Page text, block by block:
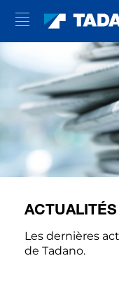
ACTUALITÉS
Les dernières
de Tadano.